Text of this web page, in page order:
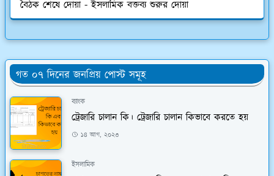
বৈঠক শেষে দোয়া - ইসলামিক বক্তব্য শুরুর দোয়া
গত ০৭ দিনের জনপ্রিয় পোস্ট সমূহ
ব্যাংক
ট্রেজারি চালান কি। ট্রেজারি চালান কিভাবে করতে হয়
১৪ আগ, ২০২৩
ইসলামিক